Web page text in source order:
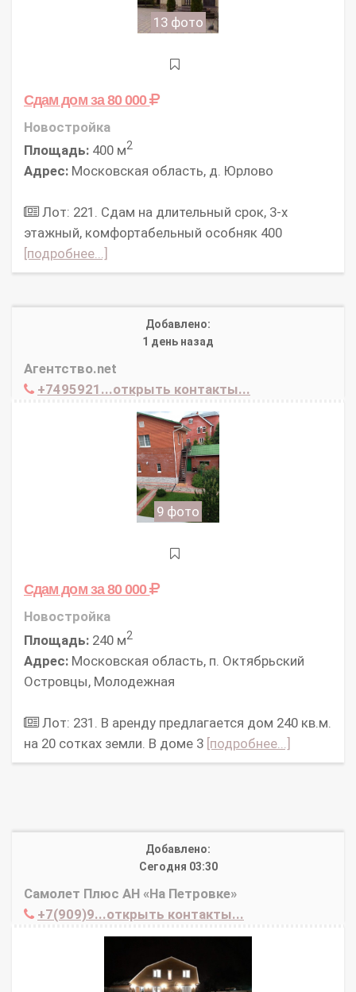
13 фото
Сдам домза 80 000
Новостройка
Площадь: 400 м2
Адрес: Московская область, д. Юрлово
Лот: 221. Сдам на длительный срок, 3-х
этажный, комфортабельный особняк 400
[подробнее...]
Добавлено:
1 день назад
Агентство.net
+7495921...открыть контакты...
9 фото
Сдам домза 80 000
Новостройка
Площадь: 240 м2
Адрес: Московская область, п. Октябрьский
Островцы, Молодежная
Лот: 231. В аренду предлагается дом 240 кв.м.
на 20 сотках земли. В доме 3 [подробнее...]
Добавлено:
Сегодня 03:30
Самолет Плюс АН «На Петровке»
+7(909)9...открыть контакты...